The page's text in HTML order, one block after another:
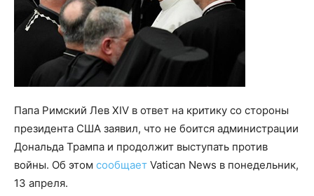
Папа Римский Лев XIV в ответ на критику со стороны
президента США заявил, что не боится администрации
Дональда Трампа и продолжит выступать против
войны. Об этом сообщает Vatican News в понедельник,
13 апреля.